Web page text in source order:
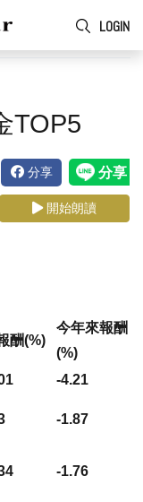
LOGIN
TOP5
分享
開始朗讀
酬(%)
今年來報酬
(%)
-4.21
-1.87
-1.76